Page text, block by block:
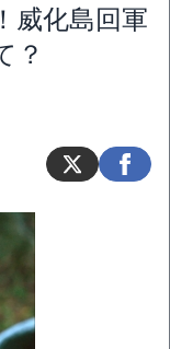
威化島回軍
？